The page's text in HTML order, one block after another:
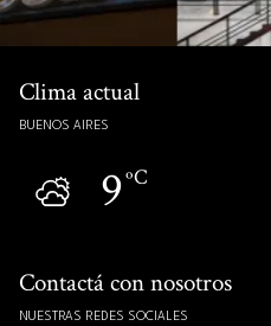
Clima actual
BUENOS AIRES
9ºC
Contactá con nosotros
NUESTRAS REDES SOCIALES